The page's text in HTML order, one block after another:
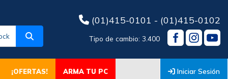
(01)415-0101 - (01)415-0102
Tipo de cambio: 3.400
¡OFERTAS! ARMA TU PC Iniciar Sesión